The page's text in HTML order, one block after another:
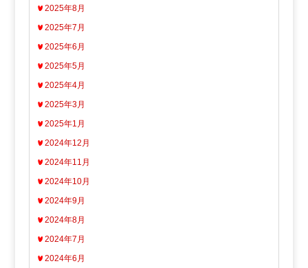
2025年8月
2025年7月
2025年6月
2025年5月
2025年4月
2025年3月
2025年1月
2024年12月
2024年11月
2024年10月
2024年9月
2024年8月
2024年7月
2024年6月